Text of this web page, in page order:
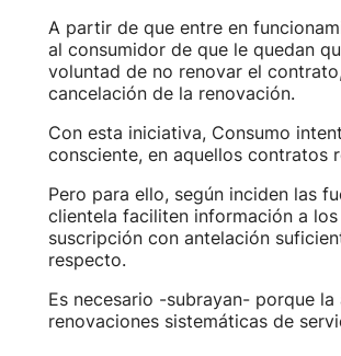
A partir de que entre en
al consumidor de que le quedan
voluntad de no renovar el
cancelación de la renovación.
Con esta iniciativa, Consumo
consciente, en aquellos contratos
Pero para ello, según inciden las
clientela faciliten información a
suscripción con antelación
respecto.
Es necesario -subrayan- porque
renovaciones sistemáticas de